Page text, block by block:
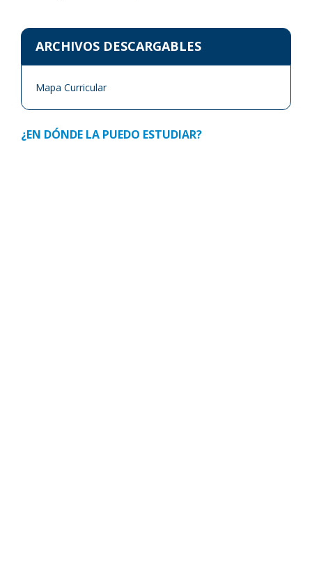
ARCHIVOS DESCARGABLES
Mapa Curricular
¿EN DÓNDE LA PUEDO ESTUDIAR?